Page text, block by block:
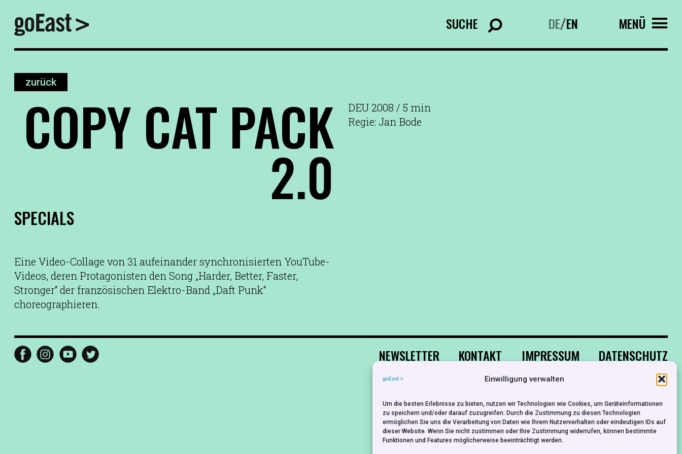
Einwilligung verwalten
Um die besten Erlebnisse zu bieten, nutzen wir Technologien wie Cookies, um Geräteinformationen
zu speichern und/oder darauf zuzugreifen. Durch die Zustimmung zu diesen Technologien
ermöglichen Sie uns die Verarbeitung von Daten wie Ihrem Nutzerverhalten oder eindeutigen IDs auf
dieser Website. Wenn Sie nicht zustimmen oder Ihre Zustimmung widerrufen, können bestimmte
Funktionen und Features möglicherweise beeinträchtigt werden.
SUCHE DE/EN MENÜ
zurück
COPY CAT PACK
2.0
SPECIALS
Eine Video-Collage von 31 aufeinander synchronisierten YouTube-
Videos, deren Protagonisten den Song „Harder, Better, Faster,
Stronger“ der französischen Elektro-Band „Daft Punk“
choreographieren.
DEU 2008 / 5 min
Regie: Jan Bode
NEWSLETTER KONTAKT IMPRESSUM DATENSCHUTZ